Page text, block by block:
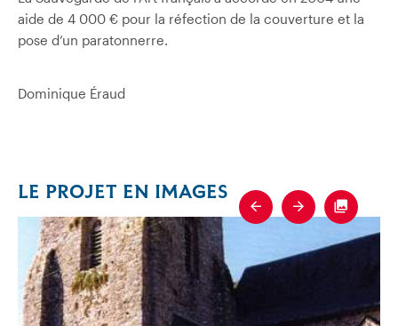
aide de 4 000 € pour la réfection de la couverture et la
pose d’un paratonnerre.
Dominique Éraud
LE PROJET EN IMAGES
Previous
Next